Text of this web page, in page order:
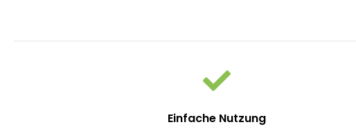
Einfache Nutzung